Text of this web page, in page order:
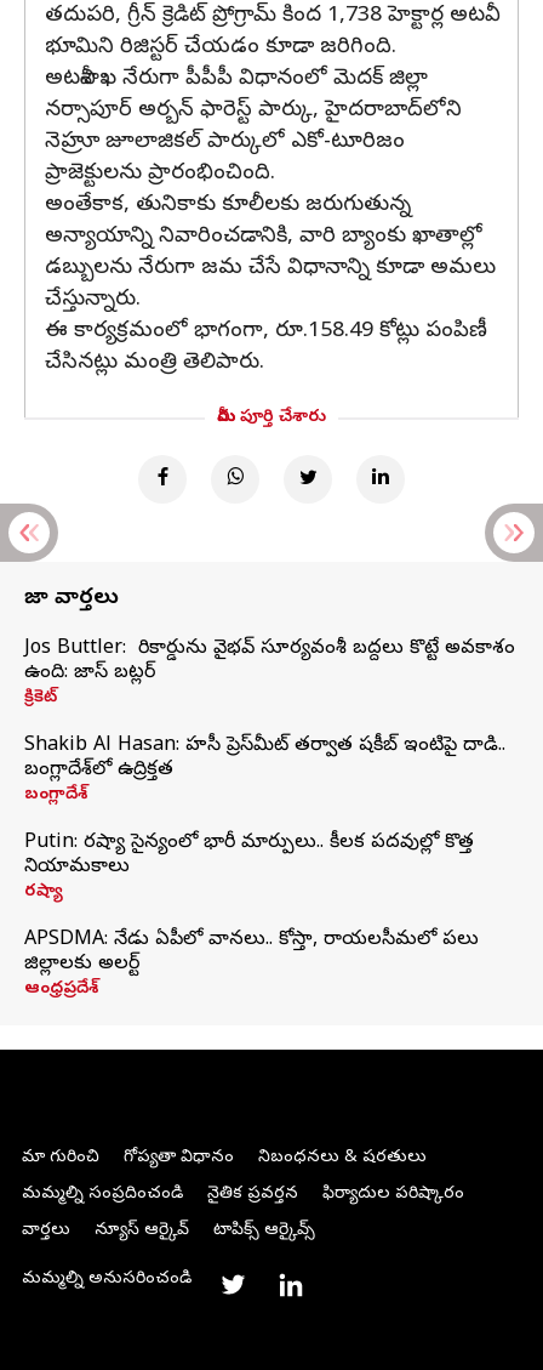
తదుపరి, గ్రీన్ క్రెడిట్ ప్రోగ్రామ్ కింద 1,738 హెక్టార్ల అటవీ
భూమిని రిజిస్టర్ చేయడం కూడా జరిగింది.
అటవీశాఖ నేరుగా పీపీపీ విధానంలో మెదక్ జిల్లా
నర్సాపూర్ అర్బన్ ఫారెస్ట్ పార్కు, హైదరాబాద్‌లోని
నెహ్రూ జూలాజికల్ పార్కులో ఎకో-టూరిజం
ప్రాజెక్టులను ప్రారంభించింది.
అంతేకాక, తునికాకు కూలీలకు జరుగుతున్న
అన్యాయాన్ని నివారించడానికి, వారి బ్యాంకు ఖాతాల్లో
డబ్బులను నేరుగా జమ చేసే విధానాన్ని కూడా అమలు
చేస్తున్నారు.
ఈ కార్యక్రమంలో భాగంగా, రూ.158.49 కోట్లు పంపిణీ
చేసినట్లు మంత్రి తెలిపారు.
మీరు పూర్తి చేశారు
తాజా వార్తలు
Jos Buttler: నా రికార్డును వైభవ్ సూర్యవంశీ బద్దలు కొట్టే అవకాశం
ఉంది: జాస్ బట్లర్
క్రికెట్
Shakib Al Hasan: హసీనా ప్రెస్‌మీట్‌ తర్వాత షకీబ్‌ ఇంటిపై దాడి..
బంగ్లాదేశ్‌లో ఉద్రిక్తత
బంగ్లాదేశ్
Putin: రష్యా సైన్యంలో భారీ మార్పులు.. కీలక పదవుల్లో కొత్త
నియామకాలు
రష్యా
APSDMA: నేడు ఏపీలో వానలు.. కోస్తా, రాయలసీమలో పలు
జిల్లాలకు అలర్ట్
ఆంధ్రప్రదేశ్
మా గురించి గోప్యతా విధానం
నిబంధనలు & షరతులు
మమ్మల్ని సంప్రదించండి
నైతిక ప్రవర్తన
ఫిర్యాదుల పరిష్కారం
వార్తలు
న్యూస్ ఆర్కైవ్ టాపిక్స్ ఆర్కైవ్స్
మమ్మల్ని అనుసరించండి